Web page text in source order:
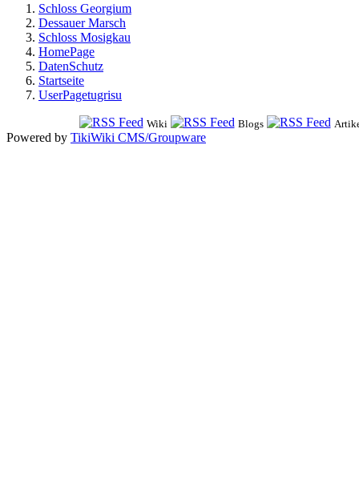
Schloss Georgium
Dessauer Marsch
Schloss Mosigkau
HomePage
DatenSchutz
Startseite
UserPagetugrisu
Wiki Blogs
Powered by TikiWiki CMS/Groupware